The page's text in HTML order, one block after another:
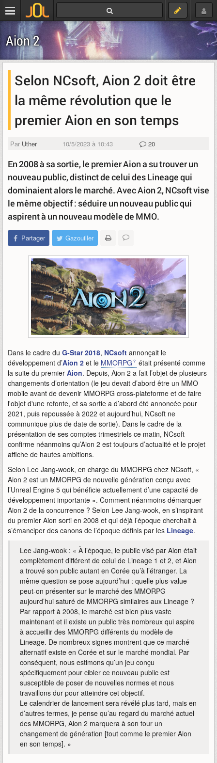
Aion 2
Selon NCsoft, Aion 2 doit être
la même révolution que le
premier Aion en son temps
Par Uther 10/5/2023 à 10:43 20
En 2008 à sa sortie, le premier Aion a su trouver un
nouveau public, distinct de celui des Lineage qui
dominaient alors le marché. Avec Aion 2, NCsoft vise
le même objectif : séduire un nouveau public qui
aspirent à un nouveau modèle de MMO.
Partager Gazouiller
Dans le cadre du G-Star 2018, NCsoft annonçait le
développement d’Aion 2 et le MMORPG
était présenté comme
la suite du premier Aion. Depuis, Aion 2 a fait l’objet de plusieurs
changements d’orientation (le jeu devait d’abord être un MMO
mobile avant de devenir MMORPG cross-plateforme et de faire
l'objet d'une refonte, et sa sortie a d’abord été annoncée pour
2021, puis repoussée à 2022 et aujourd’hui, NCsoft ne
communique plus de date de sortie). Dans le cadre de la
présentation de ses comptes trimestriels ce matin, NCsoft
confirme néanmoins qu’Aion 2 est toujours d’actualité et le projet
affiche de hautes ambitions.
Selon Lee Jang-wook, en charge du MMORPG chez NCsoft, «
Aion 2 est un MMORPG de nouvelle génération conçu avec
l’Unreal Engine 5 qui bénéficie actuellement d’une capacité de
développement importante ». Comment néanmoins démarquer
Aion 2 de la concurrence ? Selon Lee Jang-wook, en s’inspirant
du premier Aion sorti en 2008 et qui déjà l’époque cherchait à
s’émanciper des canons de l’époque définis par les Lineage.
Lee Jang-wook : « À l’époque, le public visé par Aion était
complètement différent de celui de Lineage 1 et 2, et Aion
a trouvé son public autant en Corée qu’à l’étranger. La
même question se pose aujourd’hui : quelle plus-value
peut-on présenter sur le marché des MMORPG
aujourd’hui saturé de MMORPG similaires aux Lineage ?
Par rapport à 2008, le marché est bien plus vaste
maintenant et il existe un public très nombreux qui aspire
à accueillir des MMORPG différents du modèle de
Lineage. De nombreux signes montrent que ce marché
alternatif existe en Corée et sur le marché mondial. Par
conséquent, nous estimons qu’un jeu conçu
spécifiquement pour cibler ce nouveau public est
susceptible de poser de nouvelles normes et nous
travaillons dur pour atteindre cet objectif.
Le calendrier de lancement sera révélé plus tard, mais en
d’autres termes, je pense qu’au regard du marché actuel
des MMORPG, Aion 2 marquera à son tour un
changement de génération [tout comme le premier Aion
en son temps]. »